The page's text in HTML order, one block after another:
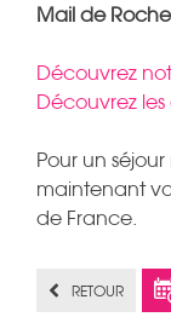
Mail de
Découvrez
Découvrez
Pour un séjour
maintenant
de France.
RETOUR